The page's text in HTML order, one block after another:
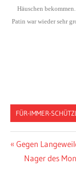
Häuschen
Patin war wieder sehr
FÜR-IMMER-
Post
Vorheriger
Beitrag:
Gegen
Nächster
Nager des